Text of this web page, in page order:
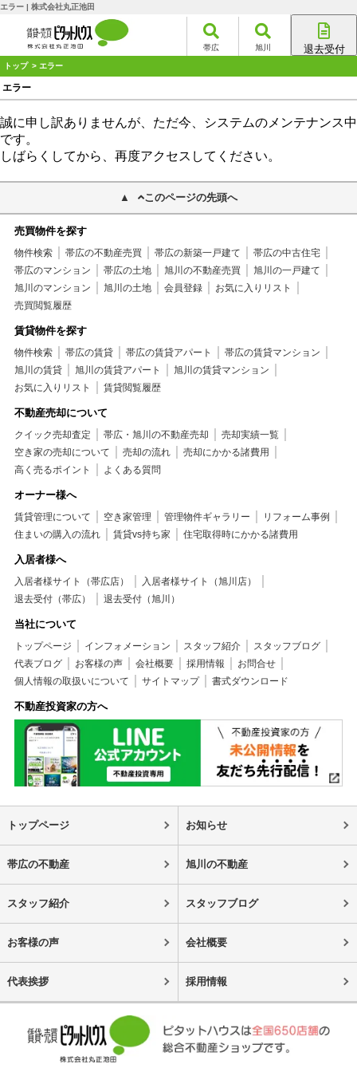
エラー | 株式会社丸正池田
帯広 旭川 退去受付
トップ > エラー
エラー
誠に申し訳ありませんが、ただ今、システムのメンテナンス中
です。
しばらくしてから、再度アクセスしてください。
このページの先頭へ
売買物件を探す
物件検索 帯広の不動産売買 帯広の新築一戸建て
帯広の中古住宅
帯広のマンション
帯広の土地 旭川の不動産売買
旭川の一戸建て
旭川のマンション
旭川の土地 会員登録
お気に入りリスト
売買閲覧履歴
賃貸物件を探す
物件検索 帯広の賃貸 帯広の賃貸アパート
帯広の賃貸マンション
旭川の賃貸
旭川の賃貸アパート
旭川の賃貸マンション
お気に入りリスト
賃貸閲覧履歴
不動産売却について
クイック売却査定 帯広・旭川の不動産売却
売却実績一覧
空き家の売却について
売却の流れ
売却にかかる諸費用
高く売るポイント
よくある質問
オーナー様へ
賃貸管理について 空き家管理 管理物件ギャラリー
リフォーム事例
住まいの購入の流れ
賃貸vs持ち家 住宅取得時にかかる諸費用
入居者様へ
入居者様サイト（帯広店）
入居者様サイト（旭川店）
退去受付（帯広）
退去受付（旭川）
当社について
トップページ インフォメーション スタッフ紹介
スタッフブログ
代表ブログ
お客様の声 会社概要 採用情報
お問合せ
個人情報の取扱いについて
サイトマップ 書式ダウンロード
不動産投資家の方へ
トップページ お知らせ
帯広の不動産 旭川の不動産
スタッフ紹介 スタッフブログ
お客様の声 会社概要
代表挨拶 採用情報